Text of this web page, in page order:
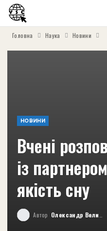
Головна Наука Новини
НОВИНИ
Вчені
із
якість сну
Автор Олександр Великий